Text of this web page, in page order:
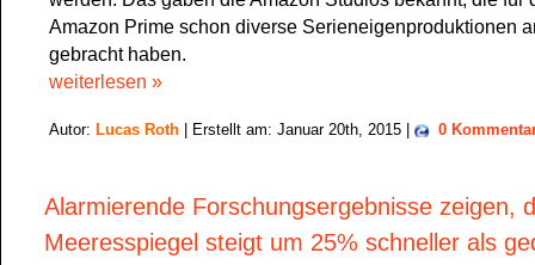
Amazon Prime schon diverse Serieneigenproduktionen
gebracht haben.
weiterlesen »
Autor: Lucas Roth | Erstellt am: Januar 20th, 2015 | 0
Alarmierende Forschungsergebnisse zeigen,
Meeresspiegel steigt um 25% schneller als